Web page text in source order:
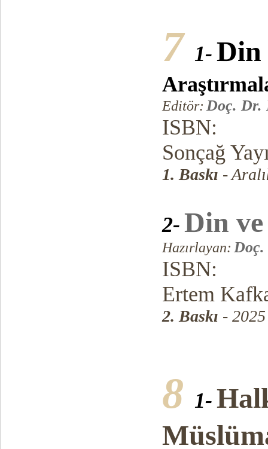
7 1- Din
Editör: Doç. Dr.
ISBN:
Sonçağ
1. Baskı -
2- Din
Hazırlayan: Doç.
ISBN:
Ertem
2. Baskı - 2025
8 1-